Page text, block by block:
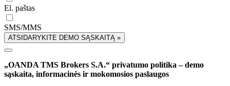
El. paštas
SMS/MMS
ATSIDARYKITE DEMO SĄSKAITĄ »
„OANDA TMS Brokers S.A.“ privatumo politika – demo
sąskaita, informacinės ir mokomosios paslaugos